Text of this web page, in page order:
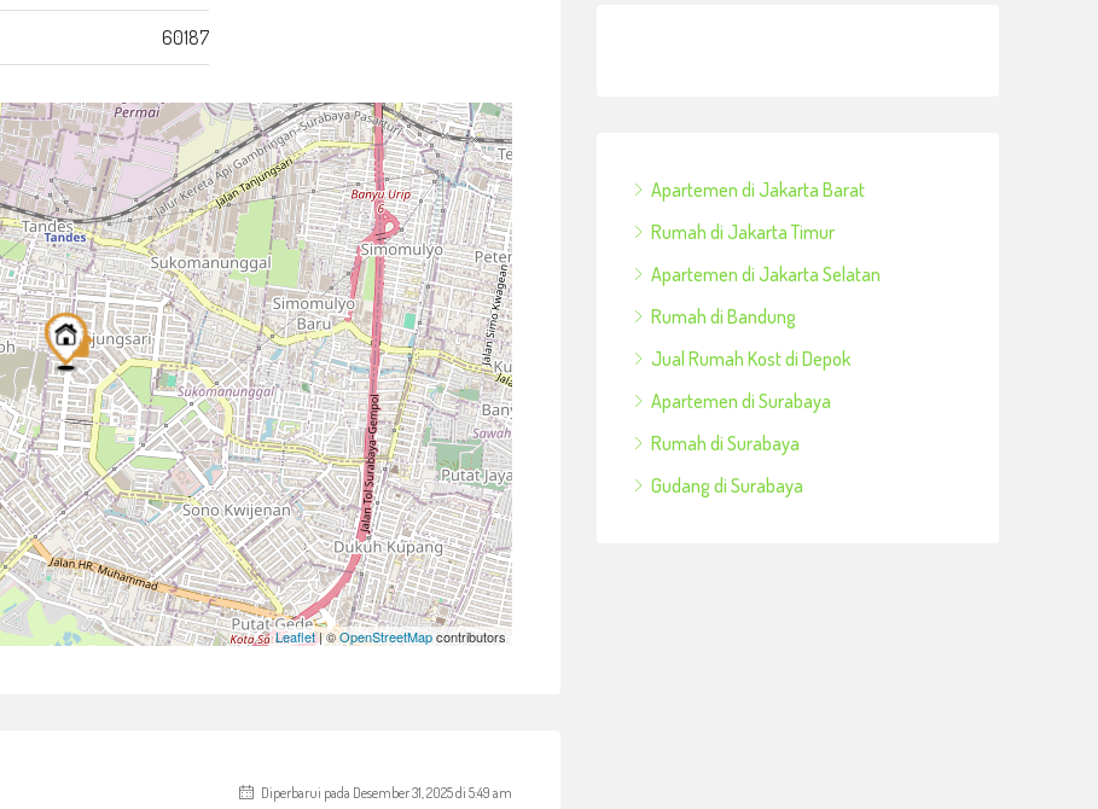
60187
Leaflet| ©OpenStreetMapcontributors
Diperbarui pada Desember 31, 2025 di 5:49 am
Apartemen di Jakarta Barat
Rumah di Jakarta Timur
Apartemen di Jakarta Selatan
Rumah di Bandung
Jual Rumah Kost di Depok
Apartemen di Surabaya
Rumah di Surabaya
Gudang di Surabaya